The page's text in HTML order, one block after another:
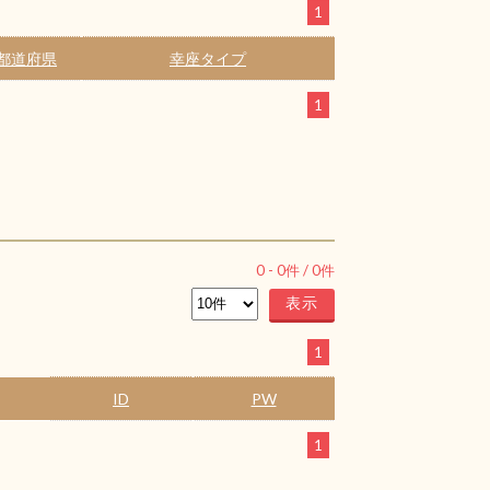
1
道府県 幸座タイプ
1
0 - 0件 /0件
1
ID PW
1